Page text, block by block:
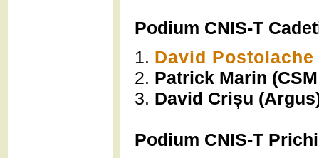
Podium CNIS-T
1. David
2. Patrick Marin
3. David Crișu
Podium CNIS-T